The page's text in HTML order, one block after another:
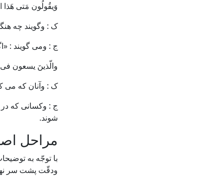
وَیقُولُون مَتی هَذا
ک : وگویند چه
ج : ومی گویند :
والّذینَ یسعون
ک : وآنان که می
ج : وکسانی که در
شوند.
مراحل
با توجّه به
ودقّت پشت سر